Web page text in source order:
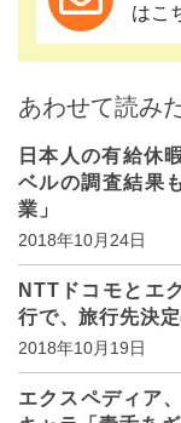
はこ
あわせて読み
日本人の有給休
ベルの調査結果
業」
2018年10月24日
NTTドコモとエ
行で、旅行先決
2018年10月19日
エクスペディア